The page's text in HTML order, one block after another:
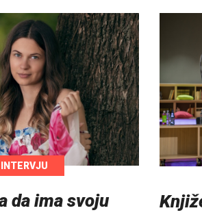
INTERVJU
da ima svoju